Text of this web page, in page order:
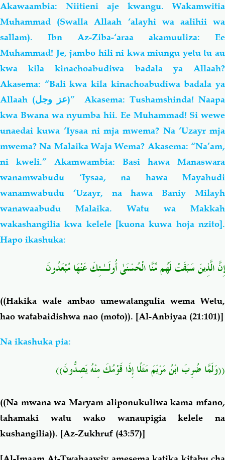
Akawaambia: Niitieni aje kwangu. Wakamwitia
Muhammad (Swalla Allaah ‘alayhi wa aalihii wa
sallam). Ibn Az-Ziba-‘araa akamuuliza: Ee
Muhammad! Je, jambo hili ni kwa miungu yetu tu au
kwa kila kinachoabudiwa badala ya Allaah?
Akasema: “Bali kwa kila kinachoabudiwa badala ya
Allaah (عز وجل)” Akasema: Tushamshinda! Naapa
kwa Bwana wa nyumba hii. Ee Muhammad! Si wewe
unaedai kuwa ‘Iysaa ni mja mwema? Na ‘Uzayr mja
mwema? Na Malaika Waja Wema? Akasema: “Na’am,
ni kweli.” Akamwambia: Basi hawa Manaswara
wanamwabudu ‘Iysaa, na hawa Mayahudi
wanamwabudu ‘Uzayr, na hawa Baniy Milayh
wanawaabudu Malaika. Watu wa Makkah
wakashangilia kwa kelele [kuona kuwa hoja nzito].
Hapo ikashuka:
إِنَّ الَّذِينَ سَبَقَتْ لَهُم مِّنَّا الْحُسْنَىٰ أُولَـٰئِكَ عَنْهَا مُبْعَدُونَ
((Hakika wale ambao umewatangulia wema Wetu,
hao watabaidishwa nao (moto)). [Al-Anbiyaa (21:101)]
Na ikashuka pia:
((وَلَمَّا ضُرِبَ ابْنُ مَرْيَمَ مَثَلًا إِذَا قَوْمُكَ مِنْهُ يَصِدُّونَ))
((Na mwana wa Maryam aliponukuliwa kama mfano,
tahamaki watu wako wanaupigia kelele na
kushangilia)). [Az-Zukhruf (43:57)]